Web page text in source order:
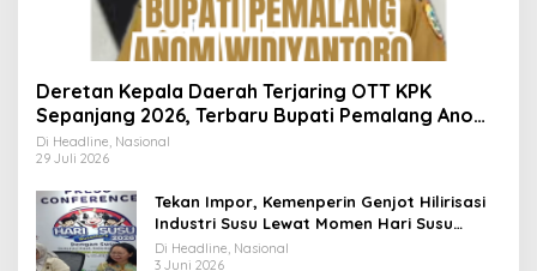
Deretan Kepala Daerah Terjaring OTT KPK
Sepanjang 2026, Terbaru Bupati Pemalang Anom
Widiyantoro
Di Headline, Nasional
29 Juli 2026
Tekan Impor, Kemenperin Genjot Hilirisasi
Industri Susu Lewat Momen Hari Susu
Nusantara 2026
Di Headline, Nasional
3 Juni 2026